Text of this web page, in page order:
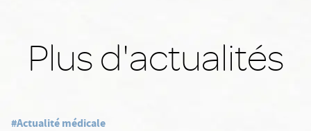
Plus d'actualités
#Actualité médicale